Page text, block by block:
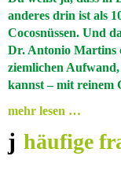
anderes drin ist als
Cocosnüssen. Und
Dr. Antonio Martins
ziemlichen
kannst – mit reinem
mehr lesen …
häufige